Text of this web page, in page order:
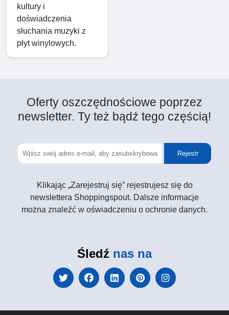
kultury i
doświadczenia
słuchania muzyki z
płyt winylowych.
Oferty oszczędnościowe poprzez
newsletter. Ty też bądź tego częścią!
Rejestr
Klikając „Zarejestruj się” rejestrujesz się do
newslettera Shoppingspout. Dalsze informacje
można znaleźć w oświadczeniu o ochronie danych.
Śledź nas na